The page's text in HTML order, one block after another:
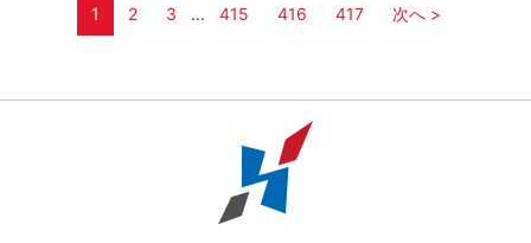
ロセスの立て直しを軸に推進)
ー現状分析、課題整理
ーその他付随する業務
1 2 3 ... 415 416 417 次へ >